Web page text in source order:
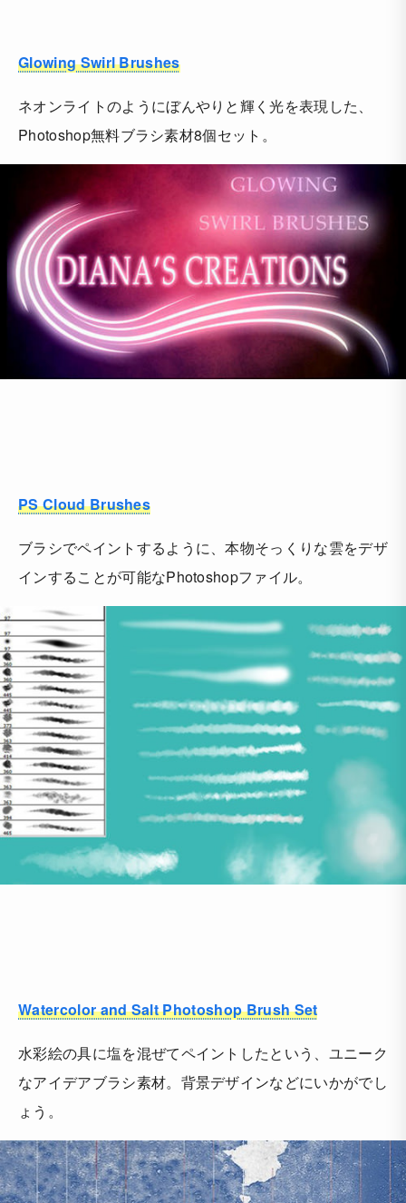
Glowing Swirl Brushes
ネオンライトのようにぼんやりと輝く光を表現した、
Photoshop無料ブラシ素材8個セット。
PS Cloud Brushes
ブラシでペイントするように、本物そっくりな雲をデザ
インすることが可能なPhotoshopファイル。
Watercolor and Salt Photoshop Brush Set
水彩絵の具に塩を混ぜてペイントしたという、ユニーク
なアイデアブラシ素材。背景デザインなどにいかがでし
ょう。